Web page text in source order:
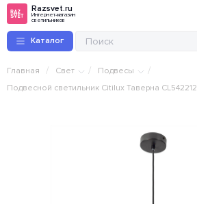
Razsvet.ru
Интернет-магазин
светильников
Каталог
Главная / Свет / Подвесы /
Подвесной светильник Citilux Таверна CL542212